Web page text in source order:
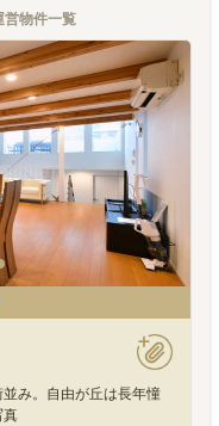
物件一覧
み。自由が丘は長年憧
真